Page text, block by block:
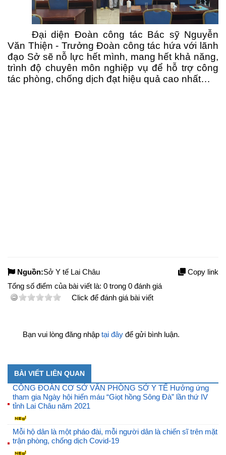
Đại diện Đoàn công tác Bác sỹ Nguyễn
Văn Thiện - Trưởng Đoàn công tác hứa với lãnh
đạo Sở sẽ nỗ lực hết mình, mang hết khả năng,
trình độ chuyên môn nghiệp vụ để hỗ trợ công
tác phòng, chống dịch đạt hiệu quả cao nhất…
Nguồn:Sở Y tế Lai Châu
Copy link
Tổng số điểm của bài viết là: 0 trong 0 đánh giá
Click để đánh giá bài viết
Bạn vui lòng đăng nhập tại đây để gửi bình luận.
BÀI VIẾT LIÊN QUAN
CÔNG ĐOÀN CƠ SỞ VĂN PHÒNG SỞ Y TẾ Hưởng ứng
tham gia Ngày hội hiến máu “Giọt hồng Sông Đà” lần thứ IV
tỉnh Lai Châu năm 2021
Mỗi hộ dân là một pháo đài, mỗi người dân là chiến sĩ trên mặt
trận phòng, chống dịch Covid-19